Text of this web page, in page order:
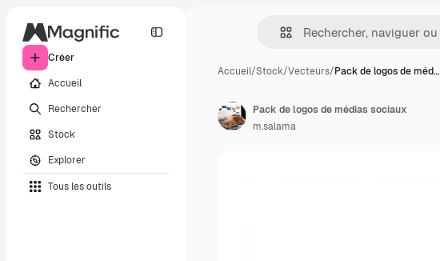
Créer
Accueil
Rechercher
Stock
Explorer
Tous les outils
Accueil/Stock/Vecteurs/Pack de logos de méd…
Pack de logos de médias sociaux
m.salama